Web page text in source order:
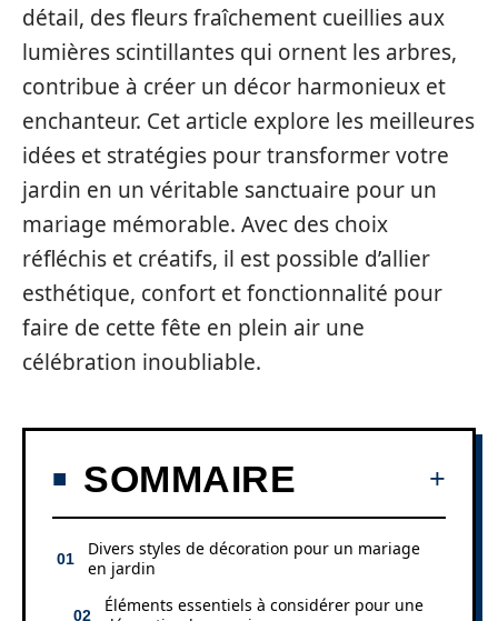
détail, des fleurs fraîchement cueillies aux
lumières scintillantes qui ornent les arbres,
contribue à créer un décor harmonieux et
enchanteur. Cet article explore les meilleures
idées et stratégies pour transformer votre
jardin en un véritable sanctuaire pour un
mariage mémorable. Avec des choix
réfléchis et créatifs, il est possible d’allier
esthétique, confort et fonctionnalité pour
faire de cette fête en plein air une
célébration inoubliable.
SOMMAIRE
Divers styles de décoration pour un mariage
en jardin
Éléments essentiels à considérer pour une